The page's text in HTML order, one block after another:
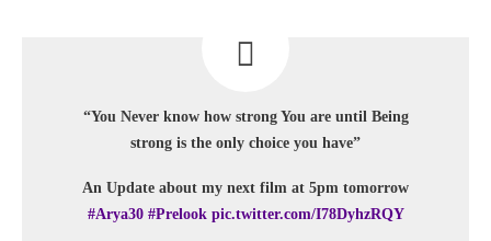
“You Never know how strong You are until Being
strong is the only choice you have”
An Update about my next film at 5pm tomorrow
#Arya30 #Prelook pic.twitter.com/I78DyhzRQY